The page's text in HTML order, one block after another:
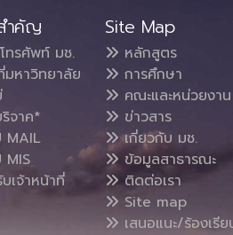
ำคัญ
ทรศัพท์ มช.
มหาวิทยาลัย
จาค*
MAIL
MIS
เจ้าหน้าที่
Site Map
หลักสูตร
การศึกษา
คณะและหน่วยงาน
ข่าวสาร
เกี่ยวกับ มช.
ข้อมูลสาธารณะ
ติดต่อเรา
Site map
เสนอแนะ/ร้องเรีย